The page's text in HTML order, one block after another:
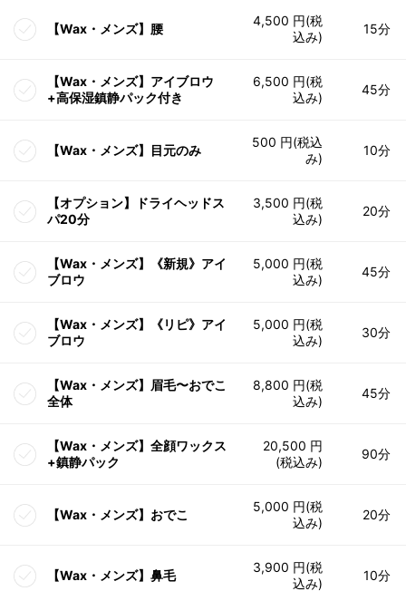
【Wax・メンズ】腰
4,500 円(税
込み)
15分
【Wax・メンズ】アイブロウ
+高保湿鎮静パック付き
6,500 円(税
込み)
45分
【Wax・メンズ】目元のみ
500 円(税込
み)
10分
【オプション】ドライヘッドス
パ20分
3,500 円(税
込み)
20分
【Wax・メンズ】《新規》アイ
ブロウ
5,000 円(税
込み)
45分
【Wax・メンズ】《リピ》アイ
ブロウ
5,000 円(税
込み)
30分
【Wax・メンズ】眉毛〜おでこ
全体
8,800 円(税
込み)
45分
【Wax・メンズ】全顔ワックス
+鎮静パック
20,500 円
(税込み)
90分
【Wax・メンズ】おでこ
5,000 円(税
込み)
20分
【Wax・メンズ】鼻毛
3,900 円(税
込み)
10分